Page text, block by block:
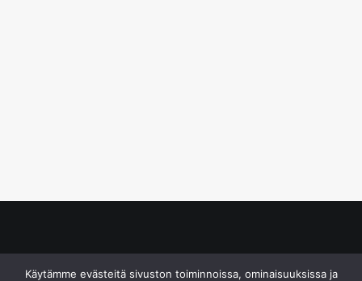
Käytämme evästeitä sivuston toiminnoissa, ominaisuuksissa ja